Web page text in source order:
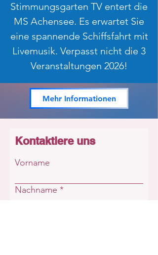
Stimmungsgarten TV entert die
MS Achensee. Es erwartet Sie
eine spannende Schiffsfahrt mit
Livemusik. Verpasst nicht die 3
Veranstaltungen 2026!
Mehr Informationen
Kontaktiere uns
Vorname
Nachname